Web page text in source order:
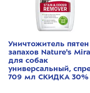
Уничтожитель
запахов Nature's
для собак
универсальный,
709 мл СКИДКА 30%